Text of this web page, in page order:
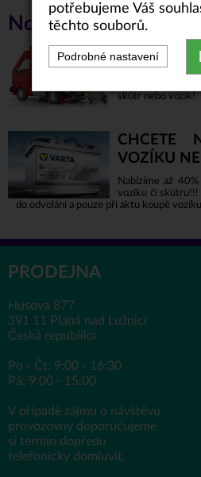
Novinky
DOPRAVA
V rámci České
dopravu ZCELA
skútr nebo vozík!
CHCETE
VOZÍKU
Nabízíme až
vozíku či skútru!!!
do odvolání a pouze při aktu koupě
PRODEJNA
Husova 877
391 11 Planá nad Lužnicí
Česká republika
Po - Čt: 9:00 - 16:30
Pá: 9:00 - 15:00
V případě zájmu o návštěvu
provozovny doporučujeme
si termín dopředu
telefonicky domluvit.
potřebujeme Váš
těchto souborů.
Podrobné nastavení